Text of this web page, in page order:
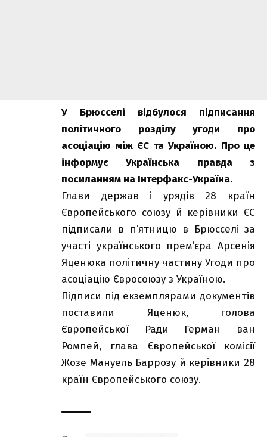
У Брюсселі відбулося підписання
політичного розділу угоди про
асоціацію між ЄС та Україною. Про це
інформуєУкраїнська правдаз
посиланням на Інтерфакс-Україна.
Глави держав і урядів 28 країн
Європейського союзу й керівники ЄС
підписали в п’ятницю в Брюсселі за
участі українського прем’єра Арсенія
Яценюка політичну частину Угоди про
асоціацію Євросоюзу з Україною.
Підписи під екземплярами документів
поставили Яценюк, голова
Європейської Ради Герман ван
Ромпей, глава Європейської комісії
Жозе Мануель Баррозу й керівники 28
країн Європейського союзу.